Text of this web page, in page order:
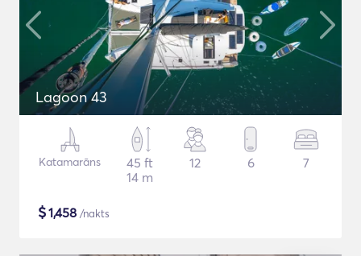
Lagoon 43
Katamarāns
45 ft
14 m
12 6 7
$1,458 /nakts